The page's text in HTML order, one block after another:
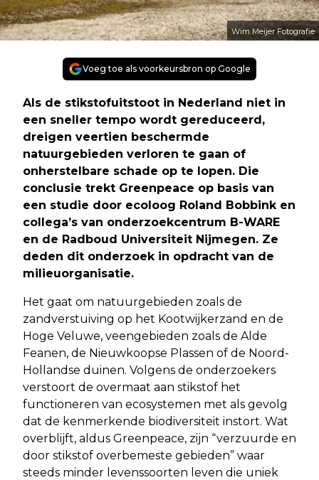
Wim Meijer Fotografie
Voeg toe als voorkeursbron op Google
Als de stikstofuitstoot in Nederland niet in
een sneller tempo wordt gereduceerd,
dreigen veertien beschermde
natuurgebieden verloren te gaan of
onherstelbare schade op te lopen. Die
conclusie trekt Greenpeace op basis van
een studie door ecoloog Roland Bobbink en
collega’s van onderzoekcentrum B-WARE
en de Radboud Universiteit Nijmegen. Ze
deden dit onderzoek in opdracht van de
milieuorganisatie.
Het gaat om natuurgebieden zoals de
zandverstuiving op het Kootwijkerzand en de
Hoge Veluwe, veengebieden zoals de Alde
Feanen, de Nieuwkoopse Plassen of de Noord-
Hollandse duinen. Volgens de onderzoekers
verstoort de overmaat aan stikstof het
functioneren van ecosystemen met als gevolg
dat de kenmerkende biodiversiteit instort. Wat
overblijft, aldus Greenpeace, zijn “verzuurde en
door stikstof overbemeste gebieden” waar
steeds minder levenssoorten leven die uniek